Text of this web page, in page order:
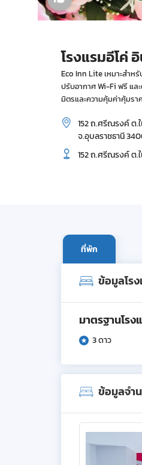
โรงแรมอีโค่
Eco Inn Lite เหมาะสำห
ปรับอากาศ Wi-Fi ฟรี แล
มิตรและความคุ้มค่าคุ้มรา
152 ถ.ศรีณรงค์ ต.
จ.อุบลราชธานี
152 ถ.ศรีณรงค์ ต.
ที่พัก
ข้อมูลโร
มาตรฐานโรง
3 ดาว
ข้อมูลจำ